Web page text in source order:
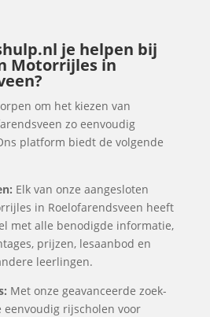
je helpen bij
Motorrijles in
om het kiezen van
zo eenvoudig
platform biedt de volgende
Elk van onze aangesloten
in Roelofarendsveen heeft
met alle benodigde informatie,
prijzen, lesaanbod en
leerlingen.
Met onze geavanceerde zoek-
rijscholen voor